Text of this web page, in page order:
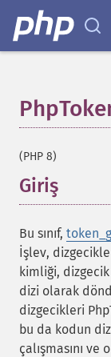
(PHP 8)
Giriş
Bu sınıf,
İşlev,
kimliği,
dizi olarak
dizgecikleri
bu da kodun
çalışmasını